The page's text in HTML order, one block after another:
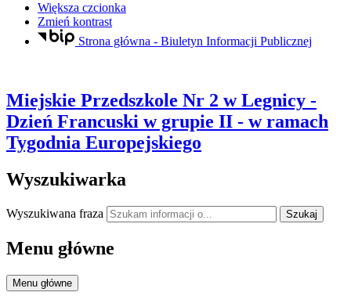
Większa czcionka
Zmień kontrast
Strona główna - Biuletyn Informacji Publicznej
Miejskie Przedszkole Nr 2 w Legnicy -
Dzień Francuski w grupie II - w ramach
Tygodnia Europejskiego
Wyszukiwarka
Wyszukiwana fraza Szukaj
Menu główne
Menu główne